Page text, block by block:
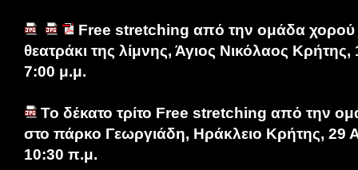
Free stretching από την ομάδα χορού
θεατράκι της λίμνης, Άγιος Νικόλαος Κρήτης,
7:00 μ.μ.
Το δέκατο τρίτο Free stretching από την
στο πάρκο Γεωργιάδη, Ηράκλειο Κρήτης, 29
10:30 π.μ.